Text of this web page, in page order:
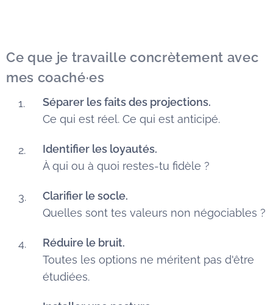
Ce que je travaille concrètement avec
mes coaché·es
Séparer les faits des projections.
Ce qui est réel. Ce qui est anticipé.
Identifier les loyautés.
À qui ou à quoi restes-tu fidèle ?
Clarifier le socle.
Quelles sont tes valeurs non négociables ?
Réduire le bruit.
Toutes les options ne méritent pas d'être
étudiées.